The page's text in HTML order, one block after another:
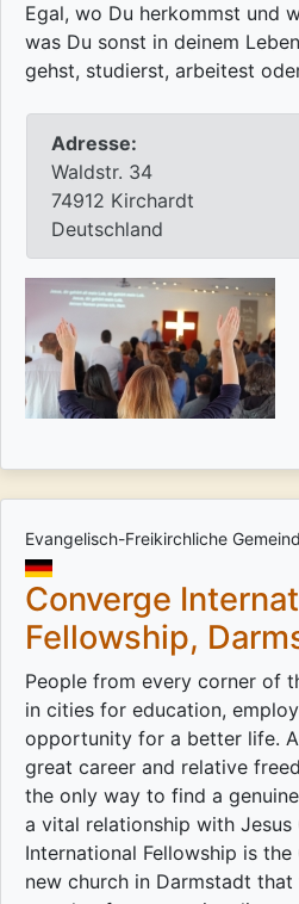
Egal, wo Du herkommst und
was Du sonst in deinem
gehst, studierst, arbeitest
Adresse:
Waldstr. 34
74912 Kirchardt
Deutschland
Evangelisch-Freikirchliche
Converge
Fellowship,
People from every corner of
in cities for education,
opportunity for a better life.
great career and relative
the only way to find a
a vital relationship with Jesus
International Fellowship is
new church in Darmstadt